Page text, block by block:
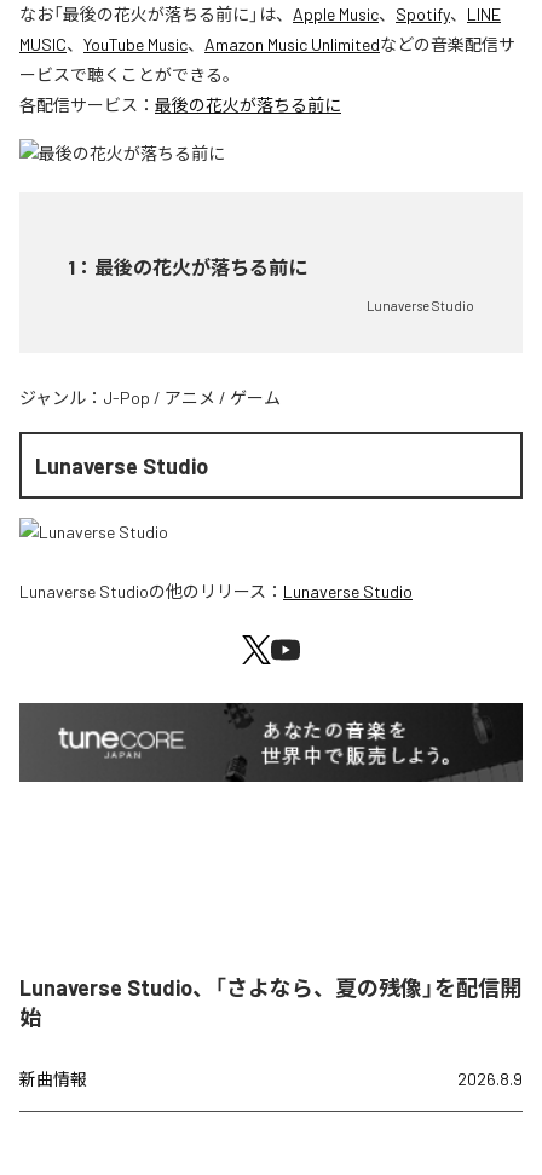
なお「最後の花火が落ちる前に 」は、 Apple Music、 Spotify、 LINE
MUSIC、 YouTube Music、 Amazon Music Unlimitedなどの音楽配信サ
ービスで聴くことができる。
各配信サービス： 最後の花火が落ちる前に
1 ： 最後の花火が落ちる前に
Lunaverse Studio
ジャンル： J-Pop / アニメ / ゲーム
Lunaverse Studio
Lunaverse Studioの他のリリース： Lunaverse Studio
Lunaverse Studio、「さよなら、夏の残像」を配信開
始
新曲情報 2026.8.9